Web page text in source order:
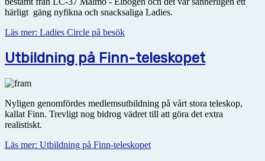
härligt gäng nyfikna och snacksaliga Ladies.
Läs mer: Ladies Circle på besök
Utbildning på Finn-teleskopet
Nyligen genomfördes medlemsutbildning på vårt stora teleskop,
kallat Finn. Trevligt nog bidrog vädret till att göra det extra
realistiskt.
Läs mer: Utbildning på Finn-teleskopet